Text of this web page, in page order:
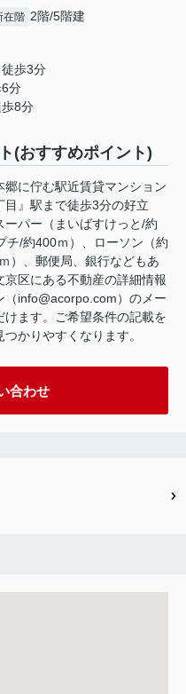
在階 2階/5階建
徒歩3分
6分
歩8分
(おすすめポイント)
に佇む駅近賃貸マンション
』駅まで徒歩3分の好立
パー（まいばすけっと/約
チ/約400ｍ）、ローソン（約
）、郵便局、銀行などもあ
京区にある不動産の詳細情報
（info@acorpo.com）のメー
ます。ご希望条件の記載を
かりやすくなります。
合わせ